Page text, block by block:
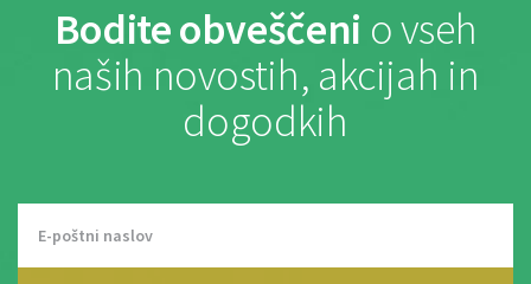
Bodite obveščeni o vseh
naših novostih, akcijah in
dogodkih